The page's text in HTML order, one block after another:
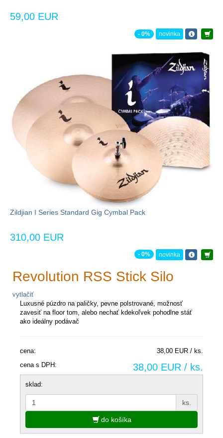
59,00 EUR
- 0% novinka
Zildjian I Series Standard Gig Cymbal Pack
310,00 EUR
- 0% novinka
Revolution RSS Stick Silo
vytlačiť
Luxusné púzdro na paličky, pevne polstrované, možnosť
zavesiť na floor tom, alebo nechať kdekoľvek pohodlne stáť
ako ideálny podávač
cena:
38,00 EUR / ks.
cena s DPH:
38,00 EUR / ks.
sklad:
ks.
do košíka